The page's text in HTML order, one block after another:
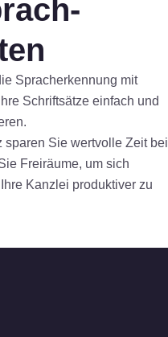
Spracherkennung mit
Schriftsätze einfach und
sparen Sie wertvolle Zeit bei
Freiräume, um sich
Kanzlei produktiver zu